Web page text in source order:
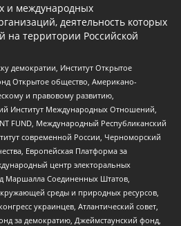
и международных
деятельность которых
на территории Российской
демократии, Институт Открытое
Открытое общество, Американо-
и правовому развитию,
Институт Международных Отношений,
FUND, Международный Республиканский
современной России, Черноморский
Европейская Платформа за
центр электоральных
Маршалла Соединенных Штатов,
среды и природных ресурсов,
украинцев, Атлантический совет,
за демократию, Джеймстаунский фонд,